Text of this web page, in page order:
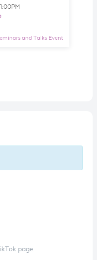
1:00PM
and Talks Event
page.